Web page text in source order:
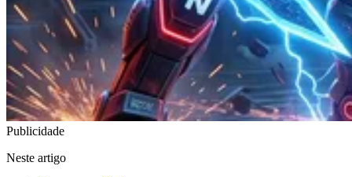
Publicidade
Neste artigo